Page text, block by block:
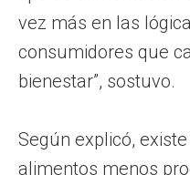
vez más en las
consumidores que
bienestar”, sostuvo.
Según explicó,
alimentos menos